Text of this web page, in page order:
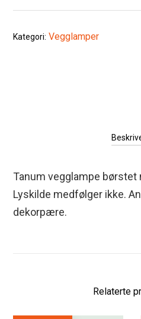
Kategori: Vegglamper
Tanum vegglampe børstet
Lyskilde medfølger ikke.
dekorpære.
Relaterte